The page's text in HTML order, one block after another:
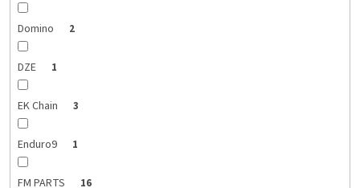
Domino 2
DZE 1
EK Chain 3
Enduro9 1
FM PARTS 16